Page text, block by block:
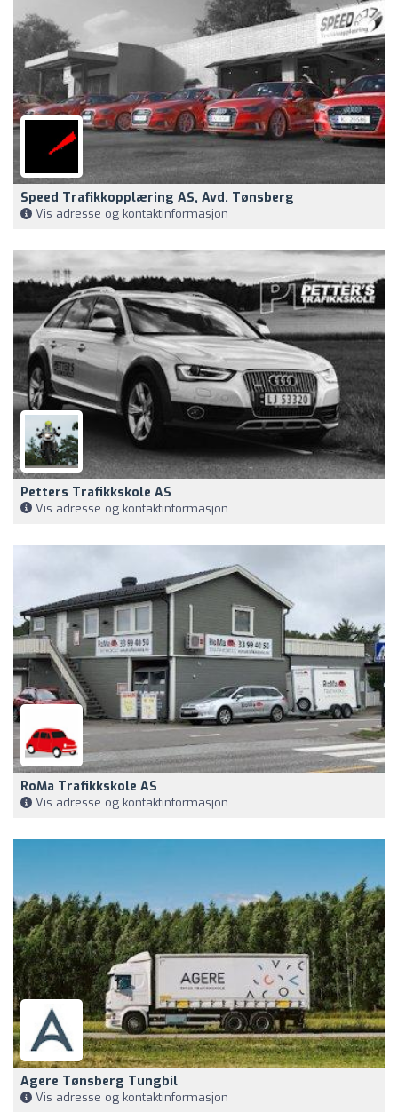
Speed Trafikkopplæring AS, Avd. Tønsberg
Vis adresse og kontaktinformasjon
Petters Trafikkskole AS
Vis adresse og kontaktinformasjon
RoMa Trafikkskole AS
Vis adresse og kontaktinformasjon
Agere Tønsberg Tungbil
Vis adresse og kontaktinformasjon